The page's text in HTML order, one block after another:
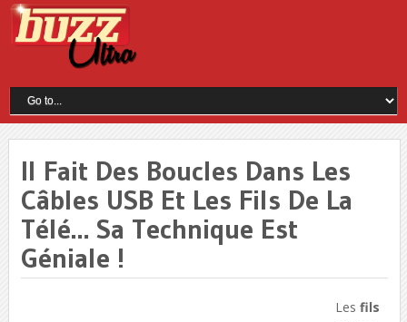
Il Fait Des Boucles Dans Les
Câbles USB Et Les Fils De La
Télé… Sa Technique Est
Géniale !
Les fils